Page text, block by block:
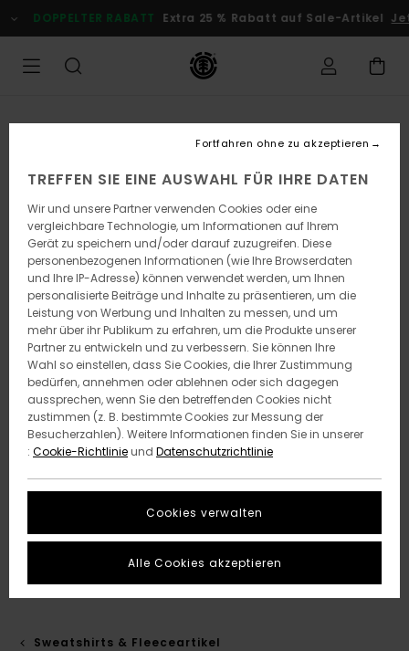
zur
Produktinformation
DOPPELTER RABATT Extra 25 % Rabatt auf Sale-Artikel
Sweatshirts & Fleeceartikel
TREFFEN SIE EINE AUSWAHL FÜR IHRE DATEN
Wir und unsere Partner verwenden Cookies oder eine
vergleichbare Technologie, um Informationen auf Ihrem
Gerät zu speichern und/oder darauf zuzugreifen. Diese
personenbezogenen Informationen (wie Ihre Browserdaten
und Ihre IP-Adresse) können verwendet werden, um Ihnen
personalisierte Beiträge und Inhalte zu präsentieren, um die
Leistung von Werbung und Inhalten zu messen, und um
mehr über ihr Publikum zu erfahren, um die Produkte unserer
Partner zu entwickeln und zu verbessern. Sie können Ihre
Wahl so einstellen, dass Sie Cookies, die Ihrer Zustimmung
bedürfen, annehmen oder ablehnen oder sich dagegen
aussprechen, wenn Sie den betreffenden Cookies nicht
zustimmen (z. B. bestimmte Cookies zur Messung der
Besucherzahlen). Weitere Informationen finden Sie in unserer
: Cookie-Richtlinieund Datenschutzrichtlinie
Cookies verwalten
Fortfahren ohne zu akzeptieren
Alle Cookies akzeptieren